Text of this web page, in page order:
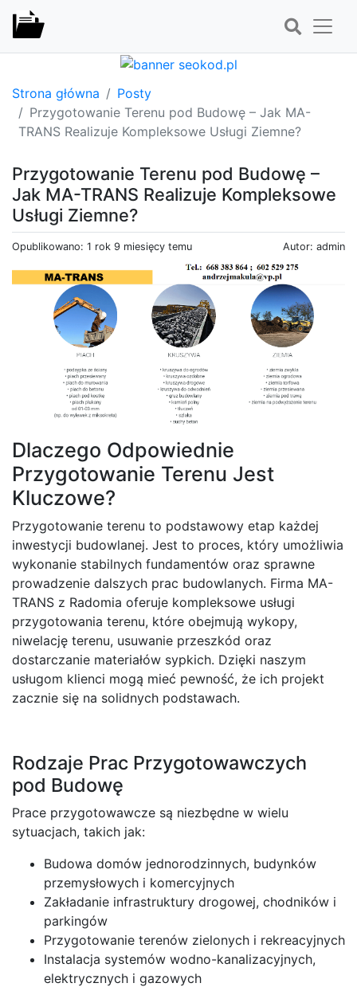
Strona główna
Posty
Przygotowanie Terenu pod Budowę – Jak MA-
TRANS Realizuje Kompleksowe Usługi Ziemne?
Przygotowanie Terenu pod Budowę –
Jak MA-TRANS Realizuje Kompleksowe
Usługi Ziemne?
Opublikowano: 1 rok 9 miesięcy temu Autor: admin
Dlaczego Odpowiednie
Przygotowanie Terenu Jest
Kluczowe?
Przygotowanie terenu to podstawowy etap każdej
inwestycji budowlanej. Jest to proces, który umożliwia
wykonanie stabilnych fundamentów oraz sprawne
prowadzenie dalszych prac budowlanych. Firma MA-
TRANS z Radomia oferuje kompleksowe usługi
przygotowania terenu, które obejmują wykopy,
niwelację terenu, usuwanie przeszkód oraz
dostarczanie materiałów sypkich. Dzięki naszym
usługom klienci mogą mieć pewność, że ich projekt
zacznie się na solidnych podstawach.
Rodzaje Prac Przygotowawczych
pod Budowę
Prace przygotowawcze są niezbędne w wielu
sytuacjach, takich jak:
Budowa domów jednorodzinnych, budynków
przemysłowych i komercyjnych
Zakładanie infrastruktury drogowej, chodników i
parkingów
Przygotowanie terenów zielonych i rekreacyjnych
Instalacja systemów wodno-kanalizacyjnych,
elektrycznych i gazowych